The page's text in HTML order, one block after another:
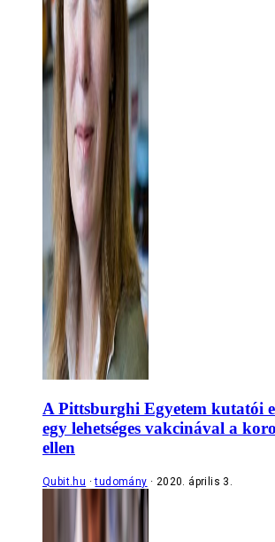
A Pittsburghi Egyetem kutatói
egy lehetséges vakcinával a
ellen
Qubit.hu tudomány 2020. április 3.